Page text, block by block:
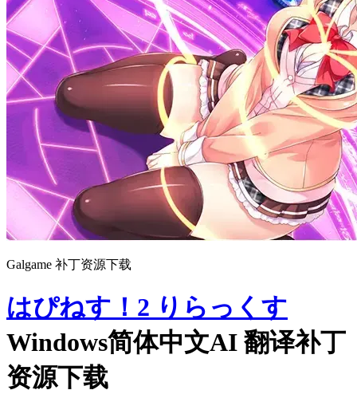
Galgame 补丁资源下载
はぴねす！2 りらっくす
Windows简体中文AI 翻译补丁
资源下载